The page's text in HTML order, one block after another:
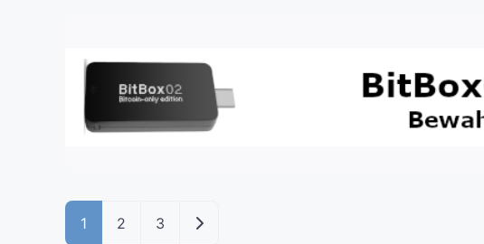
1 2 3 Ältere Beiträge